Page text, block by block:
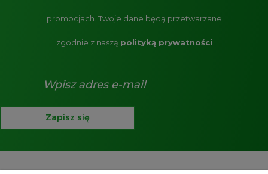
promocjach. Twoje dane będą przetwarzane
zgodnie z naszą polityką prywatności
Zapisz się